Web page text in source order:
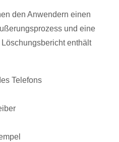
den Anwendern einen
und eine
enthält
Telefons